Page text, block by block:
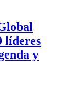
líderes
y